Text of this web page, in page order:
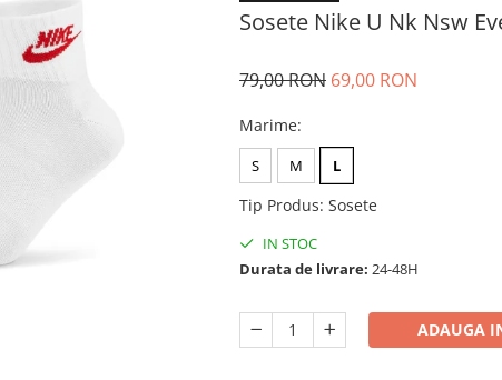
Sosete Nike U Nk Nsw
79,00 RON 69,00 RON
Marime:
S M L
Tip Produs: Sosete
IN STOC
Durata de livrare: 24-48H
ADAUGA